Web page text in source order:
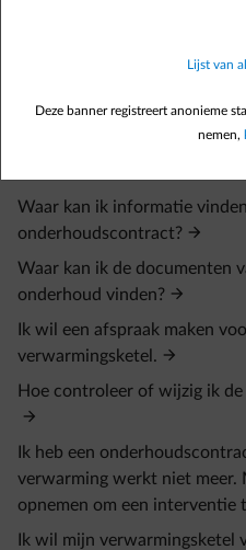
en te keuren?
Kunnen jullie alle merken
Waar kan ik informatie
onderhoudscontract?
Waar kan ik de documenten
onderhoud vinden?
Ik wil een afspraak maken
verwarmingsketel.
Hoe controleer of wijzig ik
Ik heb een
verwarming werkt niet
opnemen om een interventie
Ik wil mijn verwarmingsketel
Lijst van
Deze banner registreert anonieme
nemen,